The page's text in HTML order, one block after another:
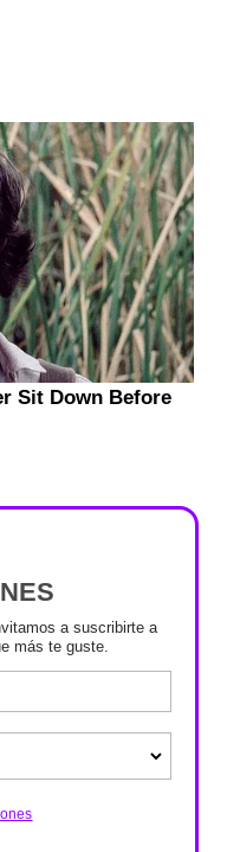
a suscribirte a
más te guste.